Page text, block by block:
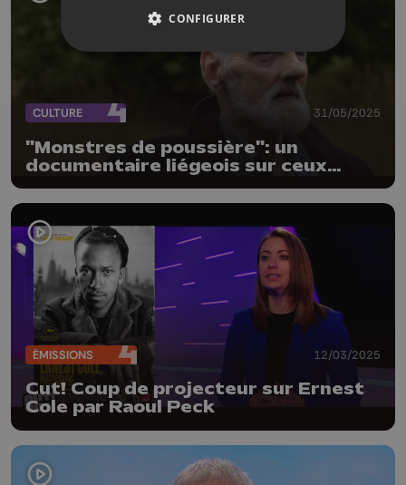
CULTURE 31/05/2025
"Monstres de poussière": un
documentaire liégeois sur ceux
qu'on ne voit pas
ÉMISSIONS 12/03/2025
Cut! Coup de projecteur sur Ernest
Cole par Raoul Peck
CONFIGURER